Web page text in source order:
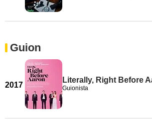
Guion
2017
Literally, Right Before
Guionista